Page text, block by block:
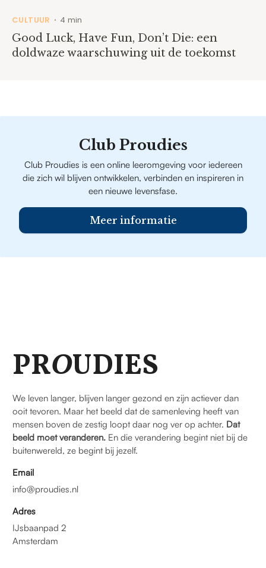
CULTUUR • 4 min
Good Luck, Have Fun, Don’t Die: een
doldwaze waarschuwing uit de toekomst
Club Proudies
Club Proudies is een online leeromgeving voor iedereen
die zich wil blijven ontwikkelen, verbinden en inspireren in
een nieuwe levensfase.
Meer informatie
PROUDIES
We leven langer, blijven langer gezond en zijn actiever dan
ooit tevoren. Maar het beeld dat de samenleving heeft van
mensen boven de zestig loopt daar nog ver op achter. Dat
beeld moet veranderen. En die verandering begint niet bij de
buitenwereld, ze begint bij jezelf.
Email
info@proudies.nl
Adres
IJsbaanpad 2
Amsterdam